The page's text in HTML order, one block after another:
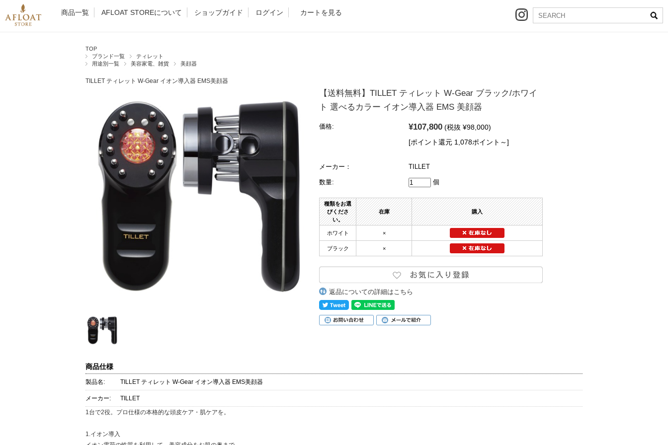
商品一覧 AFLOAT STOREについて ショップガイド ログイン カートを見る
TOP
ブランド一覧
ティレット
用途別一覧
美容家電、雑貨 美顔器
TILLET ティレット W-Gear イオン導入器 EMS美顔器
【送料無料】TILLET ティレット W-Gear ブラック/ホワイ
ト 選べるカラー イオン導入器 EMS 美顔器
価格: ¥107,800 (税抜 ¥98,000)
[ポイント還元 1,078ポイント～]
メーカー： TILLET
数量: 個
種類をお選
びくださ
い。
在庫 購入
ホワイト ×
ブラック ×
返品についての詳細はこちら
商品仕様
製品名: TILLET ティレット W-Gear イオン導入器 EMS美顔器
メーカー: TILLET
1台で2役。プロ仕様の本格的な頭皮ケア・肌ケアを。
1.イオン導入